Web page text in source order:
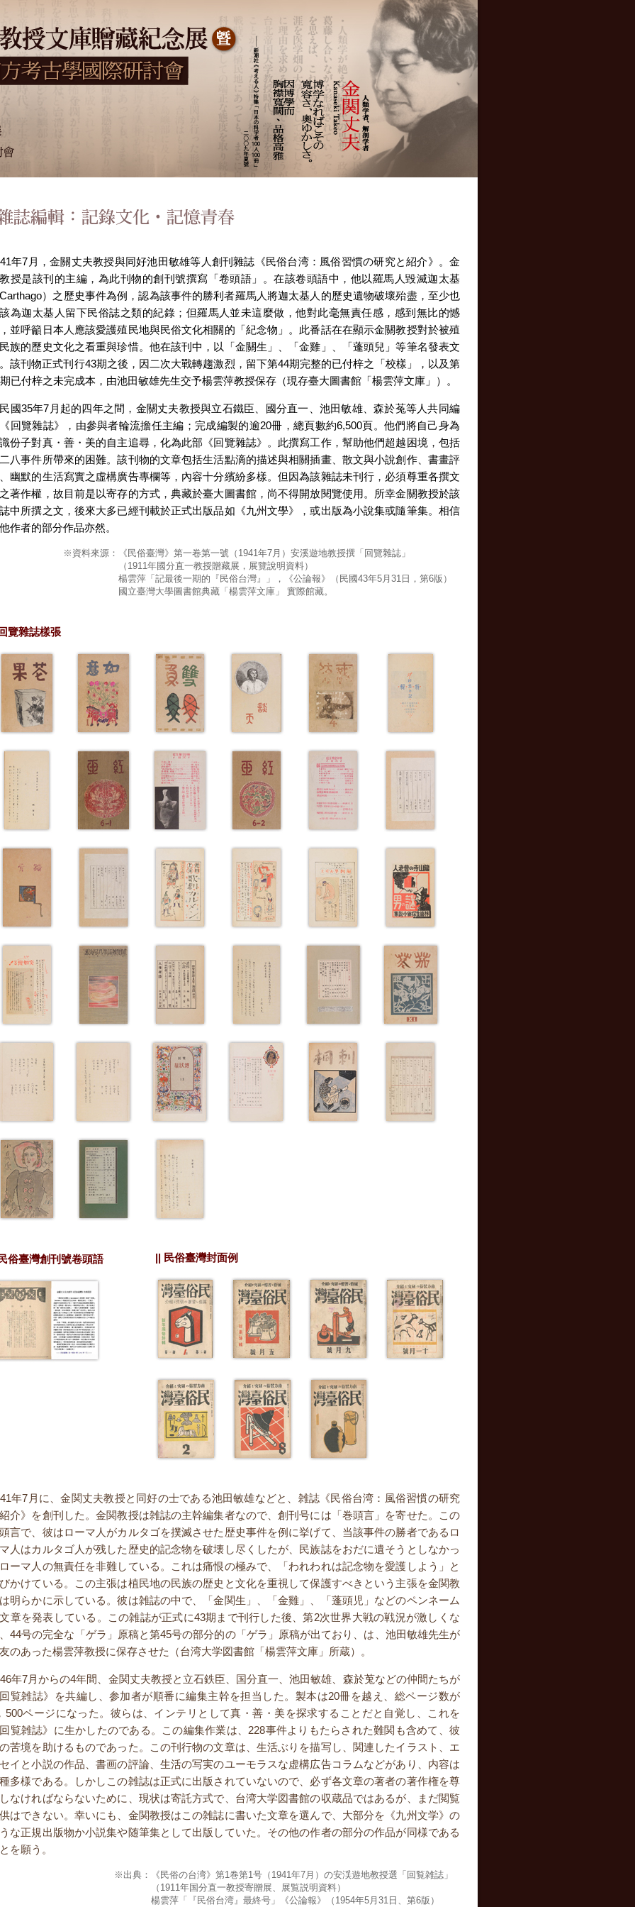
年7月，金關丈夫教授與同好池田敏雄等人創刊雜誌《民俗台湾：風俗習慣の研究と紹介》。金
授是該刊的主編，為此刊物的創刊號撰寫「卷頭語」。在該卷頭語中，他以羅馬人毀滅迦太基
）之歷史事件為例，認為該事件的勝利者羅馬人將迦太基人的歷史遺物破壞殆盡，至少也
為迦太基人留下民俗誌之類的紀錄；但羅馬人並未這麼做，他對此毫無責任感，感到無比的憾
並呼籲日本人應該愛護殖民地與民俗文化相關的「紀念物」。此番話在在顯示金關教授對於被殖
族的歷史文化之看重與珍惜。他在該刊中，以「金關生」、「金雞」、「蓬頭兒」等筆名發表文
該刊物正式刊行43期之後，因二次大戰轉趨激烈，留下第44期完整的已付梓之「校樣」，以及第
已付梓之未完成本，由池田敏雄先生交予楊雲萍教授保存（現存臺大圖書館「楊雲萍文庫」）。
國35年7月起的四年之間，金關丈夫教授與立石鐵臣、國分直一、池田敏雄、森於菟等人共同編
回覽雜誌》，由參與者輪流擔任主編；完成編製的逾20冊，總頁數約6,500頁。他們將自己身為
份子對真・善・美的自主追尋，化為此部《回覽雜誌》。此撰寫工作，幫助他們超越困境，包括
八事件所帶來的困難。該刊物的文章包括生活點滴的描述與相關插畫、散文與小說創作、書畫評
幽默的生活寫實之虛構廣告專欄等，內容十分繽紛多樣。但因為該雜誌未刊行，必須尊重各撰文
著作權，故目前是以寄存的方式，典藏於臺大圖書館，尚不得開放閱覽使用。所幸金關教授於該
中所撰之文，後來大多已經刊載於正式出版品如《九州文學》，或出版為小說集或隨筆集。相信
作者的部分作品亦然。
※資料來源：
《民俗臺灣》第一卷第一號（1941年7月）安溪遊地教授撰「回覽雜誌」
（1911年國分直一教授贈藏展，展覽說明資料）
楊雲萍「記最後一期的『民俗台灣』」，《公論報》（民國43年5月31日，第6版）
國立臺灣大學圖書館典藏「楊雲萍文庫」 實際館藏。
覽雜誌樣張
俗臺灣創刊號卷頭語 || 民俗臺灣封面例
年7月に、金関丈夫教授と同好の士である池田敏雄などと、雑誌《民俗台湾：風俗習慣の研究
介》を創刊した。金関教授は雑誌の主幹編集者なので、創刊号には「巻頭言」を寄せた。この
言で、彼はローマ人がカルタゴを撲滅させた歴史事件を例に挙げて、当該事件の勝者であるロ
人はカルタゴ人が残した歴史的記念物を破壊し尽くしたが、民族誌をおだに遺そうとしなかっ
ーマ人の無責任を非難している。これは痛恨の極みで、「われわれは記念物を愛護しよう」と
かけている。この主張は植民地の民族の歴史と文化を重視して保護すべきという主張を金関教
明らかに示している。彼は雑誌の中で、「金関生」、「金雞」、「蓬頭児」などのペンネーム
章を発表している。この雑誌が正式に43期まで刊行した後、第2次世界大戦の戦況が激しくな
44号の完全な「ゲラ」原稿と第45号の部分的の「ゲラ」原稿が出ており、は、池田敏雄先生が
のあった楊雲萍教授に保存させた（台湾大学図書館「楊雲萍文庫」所蔵）。
年7月からの4年間、金関丈夫教授と立石鉄臣、国分直一、池田敏雄、森於莵などの仲間たちが
覧雑誌》を共編し、参加者が順番に編集主幹を担当した。製本は20冊を越え、総ページ数が
500ページになった。彼らは、インテリとして真・善・美を探求することだと自覚し、これを
覧雑誌》に生かしたのである。この編集作業は、228事件よりもたらされた難関も含めて、彼
苦境を助けるものであった。この刊行物の文章は、生活ぶりを描写し、関連したイラスト、エ
イと小説の作品、書画の評論、生活の写実のユーモラスな虚構広告コラムなどがあり、内容は
多様である。しかしこの雑誌は正式に出版されていないので、必ず各文章の著者の著作権を尊
なければならないために、現状は寄託方式で、台湾大学図書館の収蔵品ではあるが、まだ閲覧
はできない。幸いにも、金関教授はこの雑誌に書いた文章を選んで、大部分を《九州文学》の
な正規出版物か小説集や随筆集として出版していた。その他の作者の部分の作品が同様である
を願う。
※出典：
《民俗の台湾》第1巻第1号（1941年7月）の安渓遊地教授選「回覧雑誌」
（1911年国分直一教授寄贈展、展覧説明資料）
楊雲萍「『民俗台湾』最終号」《公論報》（1954年5月31日、第6版）